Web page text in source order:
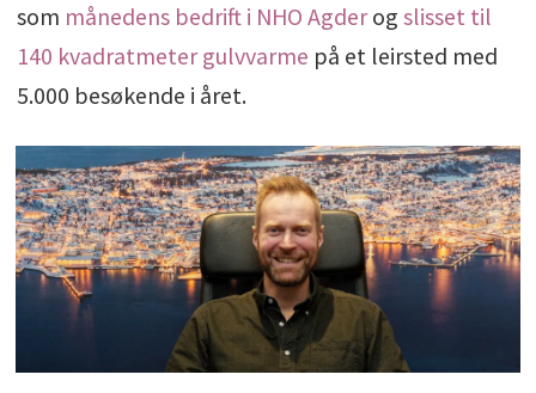
som månedens bedrift i NHO Agderog slisset til
140 kvadratmeter gulvvarme på et leirsted med
5.000 besøkende i året.